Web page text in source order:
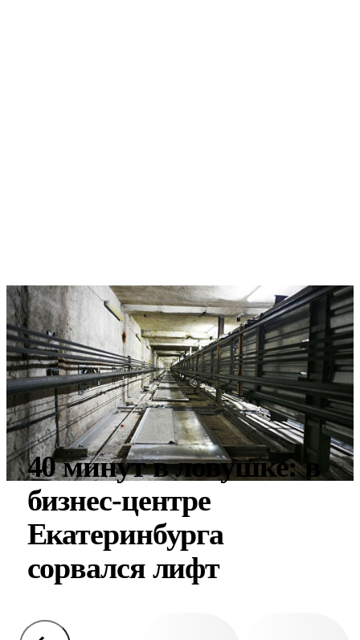
40 минут в ловушке: в
бизнес-центре
Екатеринбурга
сорвался лифт